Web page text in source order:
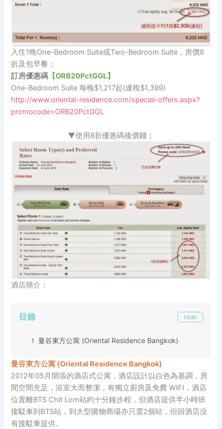
入住1晚One-Bedroom Suite或Two-Bedroom Suite，房價8
折及包早餐；
訂房優惠碼 【ORB20PctGGL】
One-Bedroom Suite 每晚$1,217起(連稅$1,399)
http://www.oriental-residence.com/special-offers.aspx?
promocode=ORB20PctGGL
▼使用8折優惠碼後價錢；
酒店簡介：
目錄 Hide
1 曼谷東方公寓 (Oriental Residence Bangkok)
曼谷東方公寓 (Oriental Residence Bangkok)
2012年05月開張的酒店式公寓，酒店設計以白色為基調，房
間空間充足，浴室大而整潔，有獨立廚房及免費 WIFI，酒店
位置離BTS Chit Lom站約十分鐘步程，但酒店提供半小時班
接駁車到BTS站，到大型購物商場亦只需2個站，但回酒店沒
有接駁車提供。